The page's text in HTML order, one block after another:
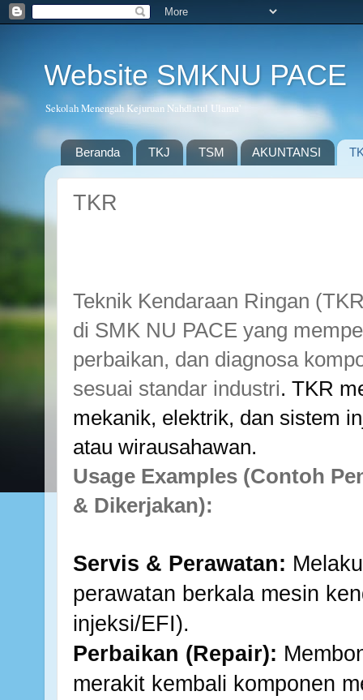
Website SMKNU PACE
Sekolah Menengah Kejuruan Nahdlatul Ulama'
Beranda TKJ TSM AKUNTANSI
TKR
Teknik Kendaraan Ringan
di SMK NU PACE yang
perbaikan, dan diagnosa
sesuai standar industri. TKR
mekanik, elektrik, dan sistem
atau wirausahawan.
Usage Examples (Contoh
& Dikerjakan):
Servis & Perawatan:
perawatan berkala mesin
injeksi/EFI).
Perbaikan (Repair):
merakit kembali komponen